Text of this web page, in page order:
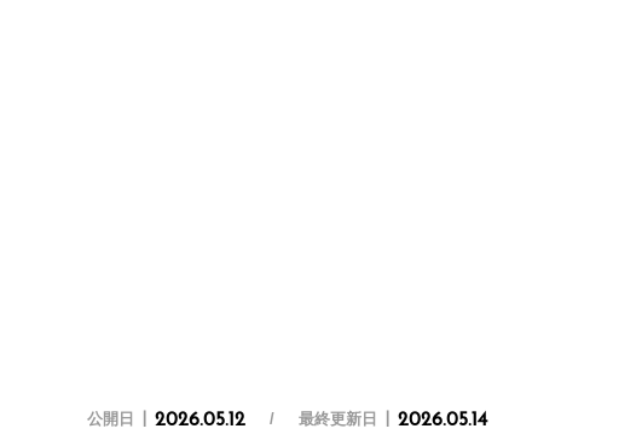
公開日 2026.05.12 最終更新日 2026.05.14